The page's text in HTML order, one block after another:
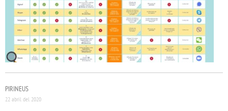
PIRINEUS
22 abril del 2020